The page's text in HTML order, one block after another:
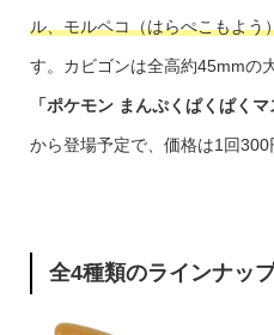
ル、モルペコ（はらぺこもよう
す。カビゴンは全高約45mmの
「ポケモン まんぷくぱくぱくマ
から登場予定で、価格は1回300
全4種類のラインナッ